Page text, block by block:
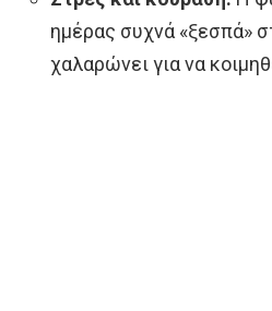
ημέρας συχνά «ξεσπά»
χαλαρώνει για να